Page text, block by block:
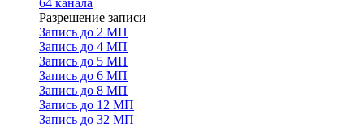
64 канала
Разрешение записи
Запись до 2 МП
Запись до 4 МП
Запись до 5 МП
Запись до 6 МП
Запись до 8 МП
Запись до 12 МП
Запись до 32 МП